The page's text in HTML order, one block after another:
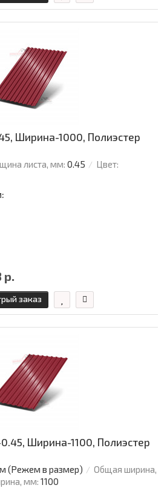
Ширина-1000, Полиэстер
листа, мм: 0.45
Цвет:
р.
заказ
Ширина-1100, Полиэстер
(Режем в размер)
Общая ширина,
мм: 1100